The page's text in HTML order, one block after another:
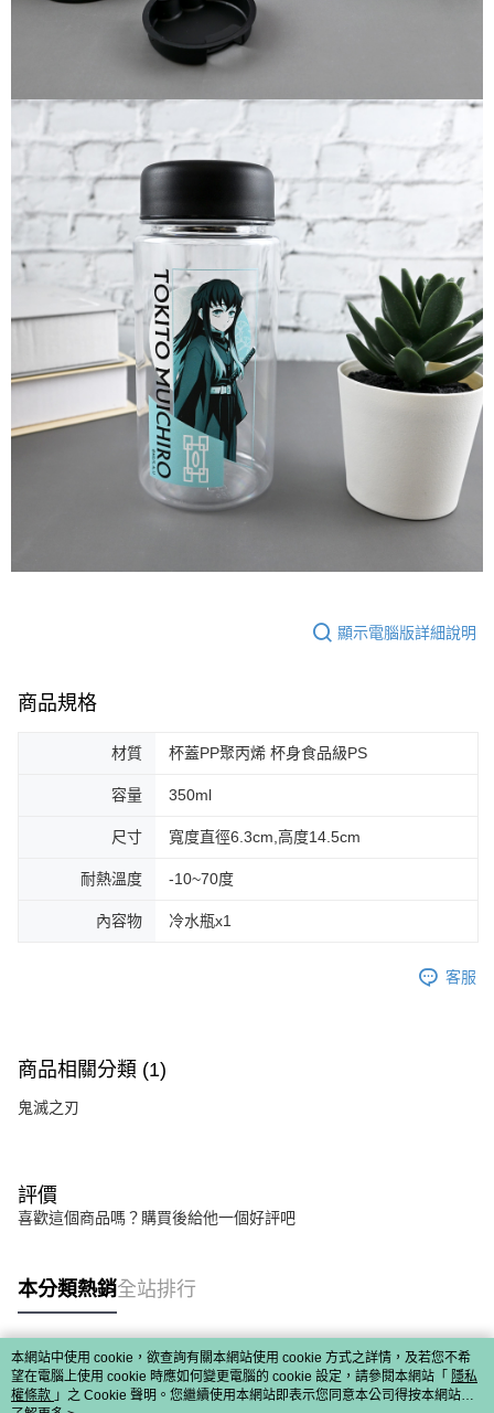
顯示電腦版詳細說明
商品規格
材質 杯蓋PP聚丙烯 杯身食品級PS
容量 350ml
尺寸 寬度直徑6.3cm,高度14.5cm
耐熱溫度 -10~70度
內容物 冷水瓶x1
客服
商品相關分類 (1)
鬼滅之刃
評價
喜歡這個商品嗎？購買後給他一個好評吧
本分類熱銷全站排行
熱門標籤
本網站中使用 cookie，欲查詢有關本網站使用 cookie 方式之詳情，及若您不希
望在電腦上使用 cookie 時應如何變更電腦的 cookie 設定，請參閱本網站「 隱私
權條款 」之 Cookie 聲明。您繼續使用本網站即表示您同意本公司得按本網站使